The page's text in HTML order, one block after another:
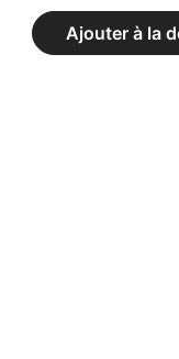
Ajouter à la